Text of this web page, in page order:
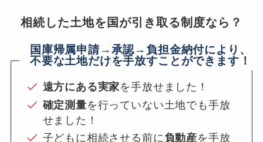
相続した土地を国が引き取る制度なら？
国庫帰属申請→承認→負担金納付により、
不要な土地だけを手放すことができます！
遠方にある実家を手放せました！
確定測量を行っていない土地でも手放
せました！
子どもに相続させる前に負動産を手放